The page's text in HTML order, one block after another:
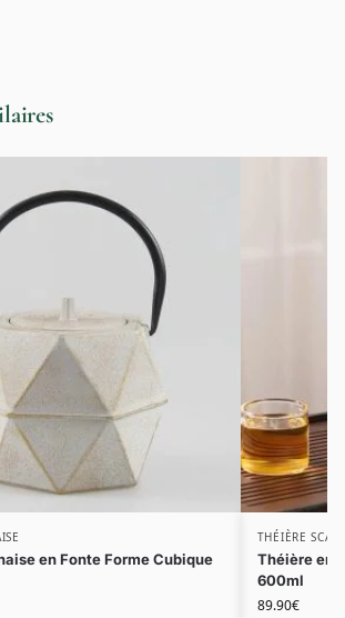
en Fonte Forme Cubique
THÉIÈRE
Théière en
600ml
89.90€